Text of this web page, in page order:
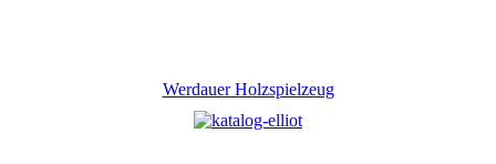
Werdauer Holzspielzeug